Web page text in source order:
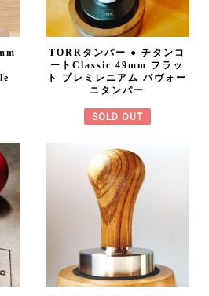
TORRタンパー ● チタンコ
ートClassic 49mm フラッ
ト プレミレニアム パヴォー
ニタンパー
SOLD OUT